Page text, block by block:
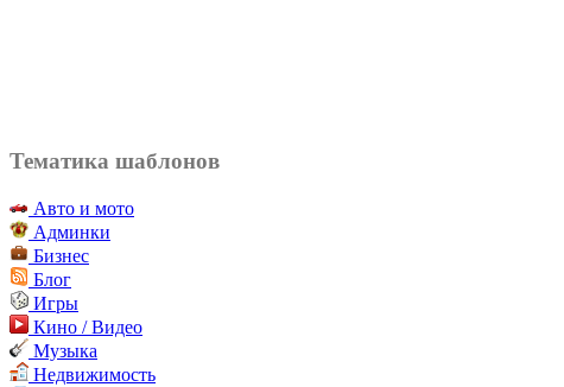
Тематика шаблонов
Авто и мото
Админки
Бизнес
Блог
Игры
Кино / Видео
Музыка
Недвижимость